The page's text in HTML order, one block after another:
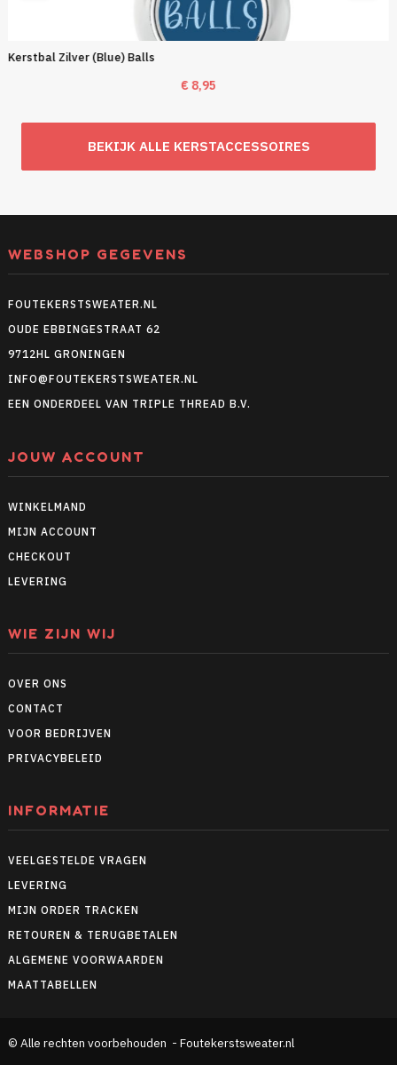
Kerstbal Zilver (Blue) Balls
€8,95
BEKIJK ALLE KERSTACCESSOIRES
WEBSHOP GEGEVENS
FOUTEKERSTSWEATER.NL
OUDE EBBINGESTRAAT 62
9712HL GRONINGEN
INFO@FOUTEKERSTSWEATER.NL
EEN ONDERDEEL VAN TRIPLE THREAD B.V.
JOUW ACCOUNT
WINKELMAND
MIJN ACCOUNT
CHECKOUT
LEVERING
WIE ZIJN WIJ
OVER ONS
CONTACT
VOOR BEDRIJVEN
PRIVACYBELEID
INFORMATIE
VEELGESTELDE VRAGEN
LEVERING
MIJN ORDER TRACKEN
RETOUREN & TERUGBETALEN
ALGEMENE VOORWAARDEN
MAATTABELLEN
© Alle rechten voorbehouden - Foutekerstsweater.nl